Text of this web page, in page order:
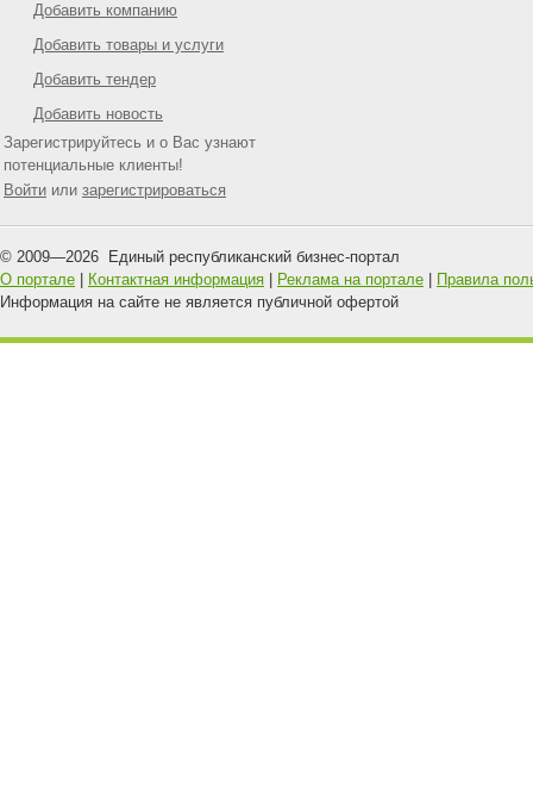
Добавить компанию
Добавить товары и услуги
Добавить тендер
Добавить новость
Зарегистрируйтесь и о Вас узнают
потенциальные клиенты!
Войти или зарегистрироваться
© 2009—2026 Единый республиканский бизнес-портал
О портале
Контактная информация Реклама на портале
Правила
Информация на сайте не является публичной офертой